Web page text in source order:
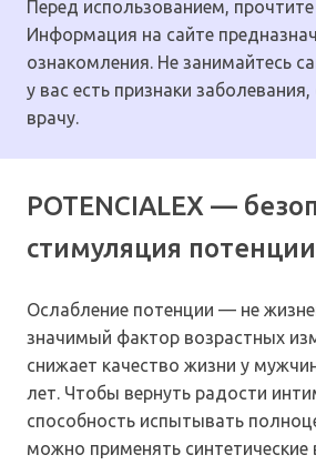
Перед использованием,
Информация на сайте
ознакомления. Не занимайтесь
у вас есть признаки
врачу.
POTENCIALEX —
стимуляция потенции
Ослабление потенции — не
значимый фактор возрастных
снижает качество жизни у
лет. Чтобы вернуть радости
способность испытывать
можно применять синтетические